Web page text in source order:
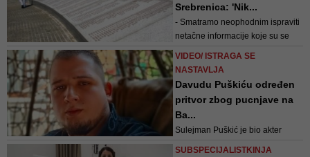
Srebrenica: 'Nik...
- Smatramo neophodnim ispraviti
netačne informacije koje su se
VIDEO/ ISTRAGA SE
NASTAVLJA
Davudu Puškiću određen
pritvor zbog pucnjave na
Ba...
Sulejman Puškić je bio akter
SUBSPECIJALISTKINJA